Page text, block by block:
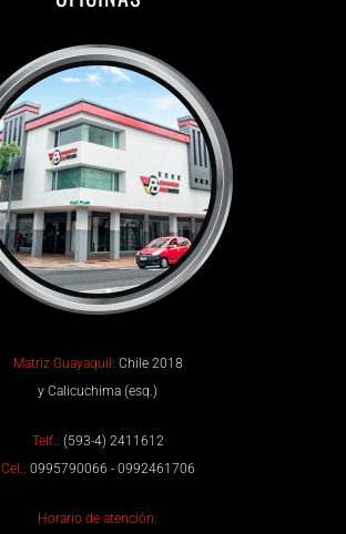
Matriz Guayaquil: Chile 2018
y Calicuchima (esq.)
Telf.: (593-4) 2411612
Cel.: 0995790066 - 0992461706
Horario de atención: